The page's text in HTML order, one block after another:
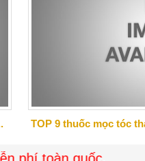
TOP 9 thuốc mọc tóc